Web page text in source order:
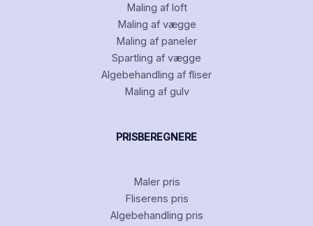
Maling af loft
Maling af vægge
Maling af paneler
Spartling af vægge
Algebehandling af fliser
Maling af gulv
PRISBEREGNERE
Maler pris
Fliserens pris
Algebehandling pris